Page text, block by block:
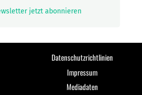
jetzt abonnieren
Datenschutzrichtlinien
Impressum
Mediadaten